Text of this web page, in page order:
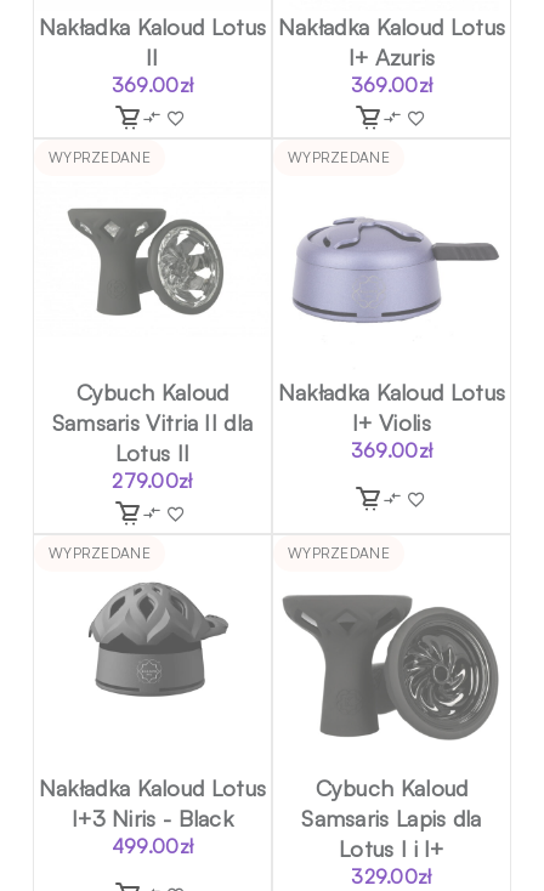
Nakładka Kaloud Lotus
II
369.00zł
Nakładka Kaloud Lotus
I+ Azuris
369.00zł
WYPRZEDANE
Cybuch Kaloud
Samsaris Vitria II dla
Lotus II
279.00zł
WYPRZEDANE
Nakładka Kaloud Lotus
I+ Violis
369.00zł
WYPRZEDANE
Nakładka Kaloud Lotus
I+3 Niris - Black
499.00zł
WYPRZEDANE
Cybuch Kaloud
Samsaris Lapis dla
Lotus I i I+
329.00zł